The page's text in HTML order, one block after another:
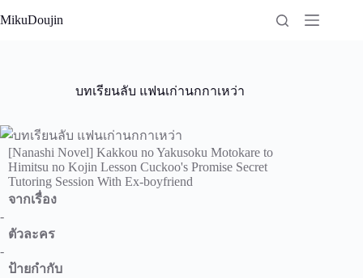
to
MikuDoujin
บทเรียนลับ แฟนเก่านกกาเหว่า
[Nanashi Novel] Kakkou no Yakusoku Motokare to
Himitsu no Kojin Lesson Cuckoo's Promise Secret
Tutoring Session With Ex-boyfriend
จากเรื่อง
-
ตัวละคร
-
ป้ายกำกับ